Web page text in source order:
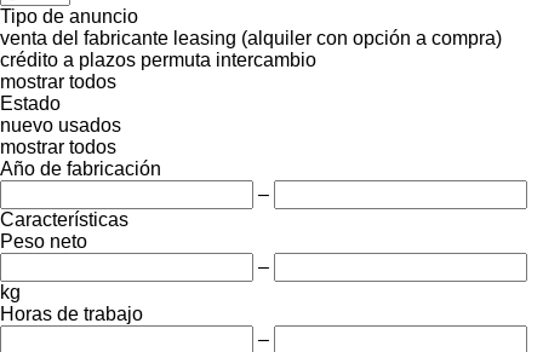
Tipo de anuncio
venta del fabricante leasing (alquiler con opción a compra)
crédito a plazos permuta intercambio
mostrar todos
Estado
nuevo usados
mostrar todos
Año de fabricación
–
Características
Peso neto
–
kg
Horas de trabajo
–